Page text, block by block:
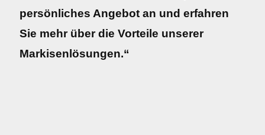
persönliches Angebot an und erfahren
Sie mehr über die Vorteile unserer
Markisenlösungen.“